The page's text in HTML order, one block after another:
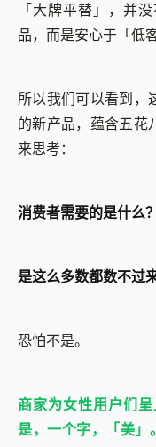
「大牌平替」，并
品，而是安心于「低
所以我们可以看到，
的新产品，蕴含五花
来思考：
消费者需要的是什么？
是这么多数都数不过
恐怕不是。
商家为女性用户们
是，一个字，「美」。